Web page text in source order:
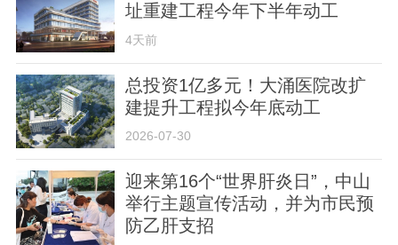
推荐 部门
楼市
址重建工程今年下半年动工
4天前
总投资1亿多元！大涌医院改扩
建提升工程拟今年底动工
2026-07-30
迎来第16个“世界肝炎日”，中山
举行主题宣传活动，并为市民预
防乙肝支招